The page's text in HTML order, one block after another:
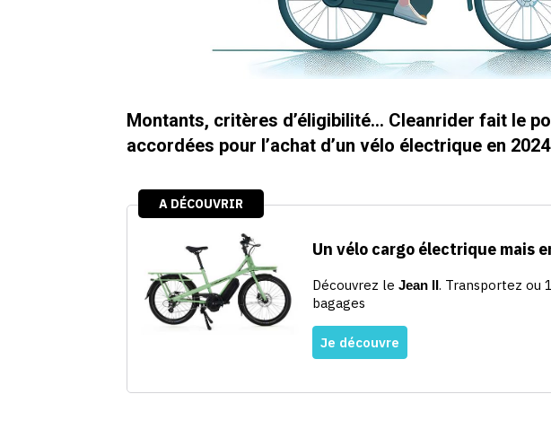
Montants, critères d’éligibilité… Cleanrider fait le
accordées pour l’achat d’un vélo électrique en